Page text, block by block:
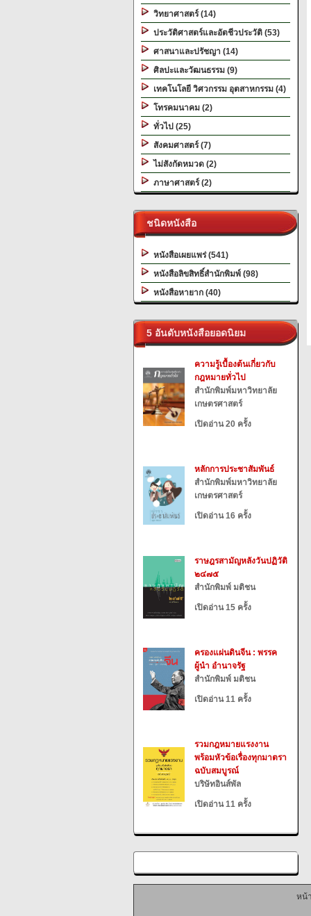
วิทยาศาสตร์ (14)
ประวัติศาสตร์และอัตชีวประวัติ (53)
ศาสนาและปรัชญา (14)
ศิลปะและวัฒนธรรม (9)
เทคโนโลยี วิศวกรรม อุตสาหกรรม (4)
โทรคมนาคม (2)
ทั่วไป (25)
สังคมศาสตร์ (7)
ไม่สังกัดหมวด (2)
ภาษาศาสตร์ (2)
ชนิดหนังสือ
หนังสือเผยแพร่ (541)
หนังสือลิขสิทธิ์สำนักพิมพ์ (98)
หนังสือหายาก (40)
5 อันดับหนังสือยอดนิยม
ความรู้เบื้องต้นเกี่ยวกับ
กฎหมายทั่วไป
สำนักพิมพ์มหาวิทยาลัย
เกษตรศาสตร์
เปิดอ่าน 20 ครั้ง
หลักการประชาสัมพันธ์
สำนักพิมพ์มหาวิทยาลัย
เกษตรศาสตร์
เปิดอ่าน 16 ครั้ง
ราษฎรสามัญหลังวันปฏิวัติ
๒๔๗๕
สำนักพิมพ์ มติชน
เปิดอ่าน 15 ครั้ง
ครองแผ่นดินจีน : พรรค
ผู้นำ อำนาจรัฐ
สำนักพิมพ์ มติชน
เปิดอ่าน 11 ครั้ง
รวมกฎหมายแรงงาน
พร้อมหัวข้อเรื่องทุกมาตรา
ฉบับสมบูรณ์
บริษัทอินส์พัล
เปิดอ่าน 11 ครั้ง
หน้